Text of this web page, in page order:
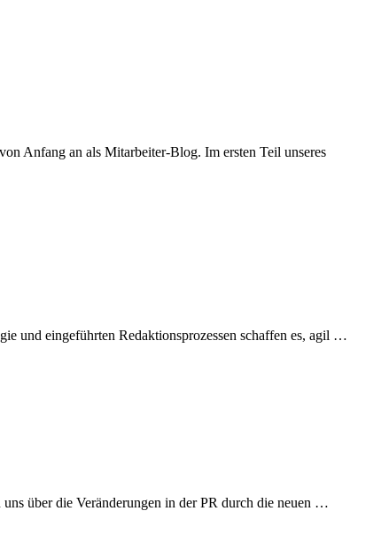
Anfang an als Mitarbeiter-Blog. Im ersten Teil unseres
und eingeführten Redaktionsprozessen schaffen es, agil …
über die Veränderungen in der PR durch die neuen …